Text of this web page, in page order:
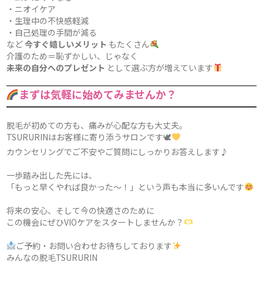
・ニオイケア
・生理中の不快感軽減
・自己処理の手間が減る
など今すぐ嬉しいメリット もたくさん
介護のため＝恥ずかしい、じゃなく
未来の自分へのプレゼント として選ぶ方が増えています
まずは気軽に始めてみませんか？
脱毛が初めての方も、痛みが心配な方も大丈夫。
TSURURINはお客様に寄り添うサロンです🕊
カウンセリングでご不安やご質問にしっかりお答えします♪
一歩踏み出した先には、
「もっと早くやれば良かった〜！」という声も本当に多いんです
将来の安心、そして今の快適さのために
この機会にぜひVIOケアをスタートしませんか？
ご予約・お問い合わせお待ちしております
みんなの脱毛TSURURIN